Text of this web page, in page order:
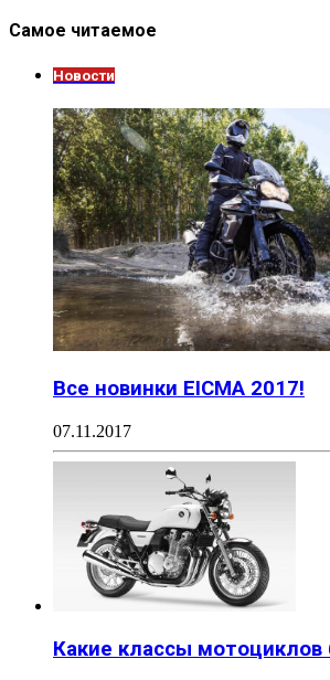
Самое читаемое
Новости
Все новинки EICMA 2017!
07.11.2017
Какие классы